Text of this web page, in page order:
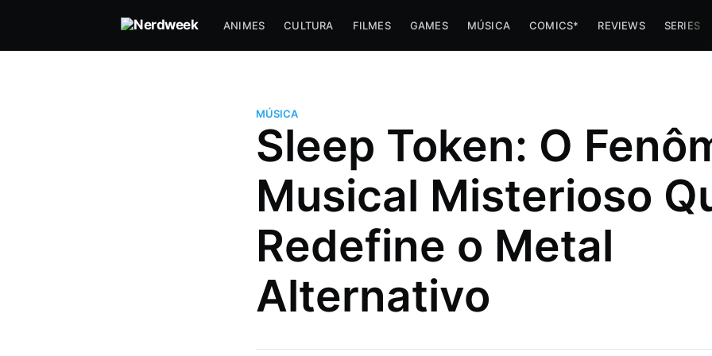
ANIMES CULTURA FILMES GAMES MÚSICA COMICS* REVIEWS SERIES
MÚSICA
Sleep Token: O
Musical Misterioso
Redefine o Metal
Alternativo
Gosta de uns joguinho e filme de navinha